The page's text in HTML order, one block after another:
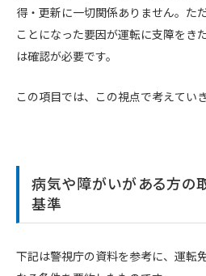
得・更新に一切関係ありません。た
ことになった要因が運転に支障をき
は確認が必要です。
この項目では、この視点で考えてい
病気や障がいがある方の
基準
下記は警視庁の資料を参考に、運転